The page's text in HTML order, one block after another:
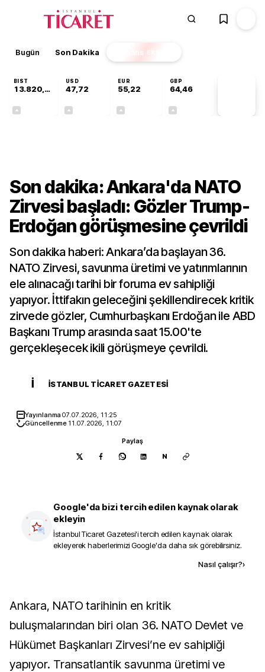
Bugün Son Dakika Finans EKSTRA
BIST
13.820,19
USD
47,72
EUR
55,22
GBP
64,46
Son dakika: Ankara'da NATO
Zirvesi başladı: Gözler Trump-
Erdoğan görüşmesine çevrildi
Son dakika haberi: Ankara’da başlayan 36.
NATO Zirvesi, savunma üretimi ve yatırımlarının
ele alınacağı tarihi bir foruma ev sahipliği
yapıyor. İttifakın geleceğini şekillendirecek kritik
zirvede gözler, Cumhurbaşkanı Erdoğan ile ABD
Başkanı Trump arasında saat 15.00'te
gerçekleşecek ikili görüşmeye çevrildi.
İ İSTANBUL TICARET GAZETESI
Yayınlanma07.07.2026, 11:25
Güncellenme 11.07.2026, 11:07
Paylaş
N
Google'da bizi tercih edilen kaynak olarak
ekleyin
İstanbul Ticaret Gazetesi'i tercih edilen kaynak olarak
ekleyerek haberlerimizi Google'da daha sık görebilirsiniz.
Nasıl çalışır?›
Ankara, NATO tarihinin en kritik
buluşmalarından biri olan 36. NATO Devlet ve
Hükümet Başkanları Zirvesi’ne ev sahipliği
yapıyor. Transatlantik savunma üretimi ve